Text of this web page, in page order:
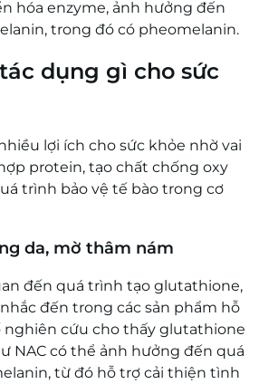
hóa enzyme, ảnh hưởng đến
trong đó có pheomelanin.
dụng gì cho sức
lợi ích cho sức khỏe nhờ vai
protein, tạo chất chống oxy
trình bảo vệ tế bào trong cơ
da, mờ thâm nám
đến quá trình tạo glutathione,
đến trong các sản phẩm hỗ
nghiên cứu cho thấy glutathione
NAC có thể ảnh hưởng đến quá
từ đó hỗ trợ cải thiện tình